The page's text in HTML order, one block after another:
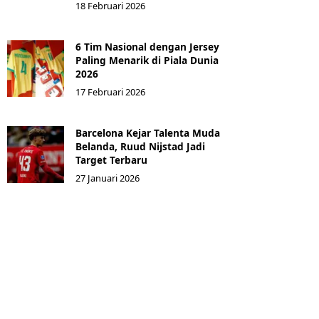
18 Februari 2026
6 Tim Nasional dengan Jersey
Paling Menarik di Piala Dunia
2026
17 Februari 2026
Barcelona Kejar Talenta Muda
Belanda, Ruud Nijstad Jadi
Target Terbaru
27 Januari 2026